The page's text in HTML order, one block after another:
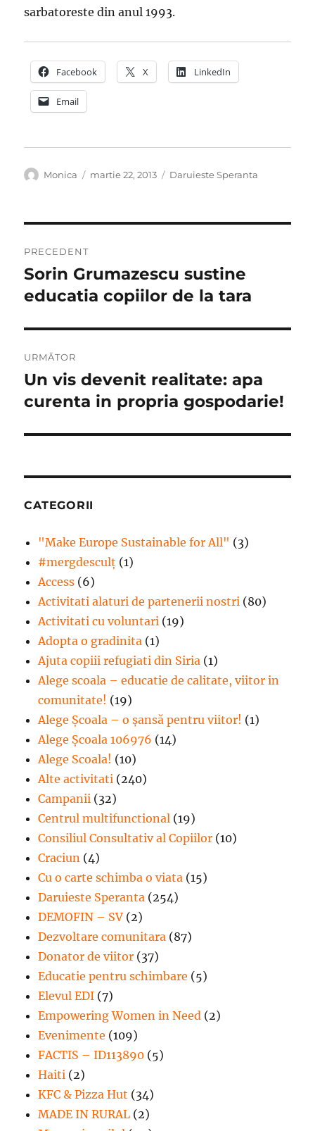
sarbatoreste din anul 1993.
Facebook X LinkedIn
Email
Autor
Monica
Publicat
martie 22, 2013 Categorii
Daruieste Speranta
în
articole
PRECEDENT
Articolul
anterior:
Sorin Grumazescu sustine
educatia copiilor de la tara
URMĂTOR
Articolul
următor:
Un vis devenit realitate: apa
curenta in propria gospodarie!
CATEGORII
"Make Europe Sustainable for All" (3)
#mergdesculţ (1)
Access (6)
Activitati alaturi de partenerii nostri (80)
Activitati cu voluntari (19)
Adopta o gradinita (1)
Ajuta copiii refugiati din Siria (1)
Alege scoala – educatie de calitate, viitor in
comunitate! (19)
Alege Şcoala – o şansă pentru viitor! (1)
Alege Școala 106976 (14)
Alege Scoala! (10)
Alte activitati (240)
Campanii (32)
Centrul multifunctional (19)
Consiliul Consultativ al Copiilor (10)
Craciun (4)
Cu o carte schimba o viata (15)
Daruieste Speranta (254)
DEMOFIN – SV (2)
Dezvoltare comunitara (87)
Donator de viitor (37)
Educatie pentru schimbare (5)
Elevul EDI (7)
Empowering Women in Need (2)
Evenimente (109)
FACTIS – ID113890 (5)
Haiti (2)
KFC & Pizza Hut (34)
MADE IN RURAL (2)